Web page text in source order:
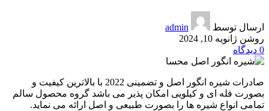
ارسال توسط
admin
روشن ژانویه 10, 2024
0 دیدگاه
صادرات شیره انگور اصل و تضمینی 2022 با بالاترین کیفیت و
بصورت فله ای و کیلویی امکان پذیر می باشد گروه محصول سالم
تمامی انواع شیره ها را بصورت طبیعی و اصل ارائه می نماید.